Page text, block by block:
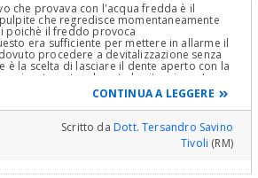
che provava con l'acqua fredda è il
che regredisce momentaneamente
poichè il freddo provoca
era sufficiente per mettere in allarme il
procedere a devitalizzazione senza
è la scelta di lasciare il dente aperto con la
notevolmente la situazione. Le
più presto alle cure di un buon
sia troppo tardi per il suo dente.
CONTINUA A LEGGERE
Scritto daDott. Tersandro Savino
Tivoli (RM)